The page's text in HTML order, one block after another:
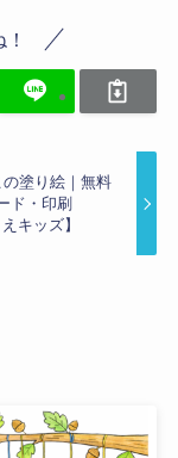
塗り絵｜無料
ド・印刷
キッズ】